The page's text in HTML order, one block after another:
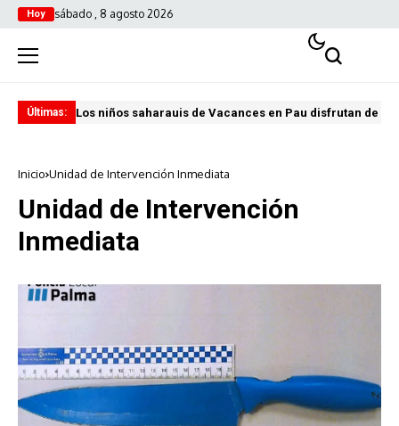
Hoy sábado , 8 agosto 2026
Últimas: Los niños saharauis de Vacances en Pau disfrutan de
Inicio Unidad de Intervención Inmediata
Unidad de Intervención
Inmediata